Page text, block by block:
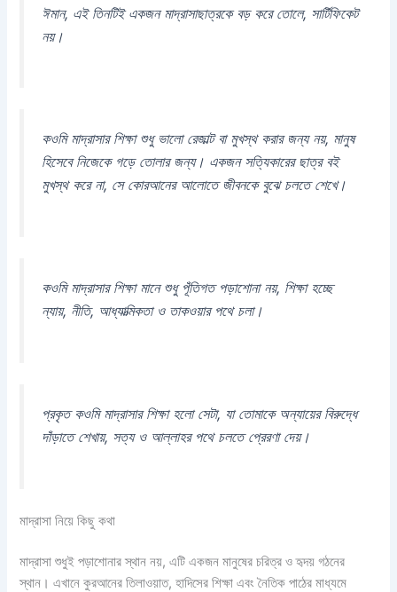
ঈমান, এই তিনটিই একজন মাদ্রাসাছাত্রকে বড় করে তোলে, সার্টিফিকেট
নয়।
কওমি মাদ্রাসার শিক্ষা শুধু ভালো রেজাল্ট বা মুখস্থ করার জন্য নয়, মানুষ
হিসেবে নিজেকে গড়ে তোলার জন্য। একজন সত্যিকারের ছাত্র বই
মুখস্থ করে না, সে কোরআনের আলোতে জীবনকে বুঝে চলতে শেখে।
কওমি মাদ্রাসার শিক্ষা মানে শুধু পূঁতিগত পড়াশোনা নয়, শিক্ষা হচ্ছে
ন্যায়, নীতি, আধ্যাত্মিকতা ও তাকওয়ার পথে চলা।
প্রকৃত কওমি মাদ্রাসার শিক্ষা হলো সেটা, যা তোমাকে অন্যায়ের বিরুদ্ধে
দাঁড়াতে শেখায়, সত্য ও আল্লাহর পথে চলতে প্রেরণা দেয়।
মাদ্রাসা নিয়ে কিছু কথা
মাদ্রাসা শুধুই পড়াশোনার স্থান নয়, এটি একজন মানুষের চরিত্র ও হৃদয় গঠনের
স্থান। এখানে কুরআনের তিলাওয়াত, হাদিসের শিক্ষা এবং নৈতিক পাঠের মাধ্যমে